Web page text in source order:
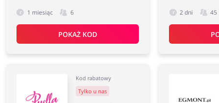
1 miesiąc 6
POKAŻ KOD
2 dni 45
Kod rabatowy
Tylko u nas